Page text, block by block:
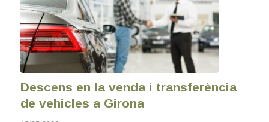
Descens en la venda i transferència
de vehicles a Girona